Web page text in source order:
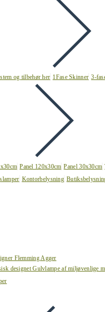
og tilbehør her 1Fase Skinner 3-
Panel 120x30cm Panel 30x30cm
Kontorbelysning
Flemming Agger
designet Gulvlampe af miljøvenlige